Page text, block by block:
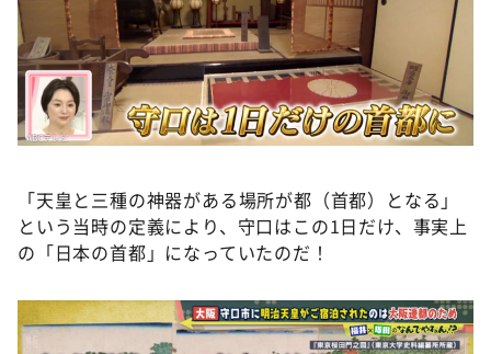
「天皇と三種の神器がある場所が都（首都）となる」
という当時の定義により、守口はこの1日だけ、事実上
の「日本の首都」になっていたのだ！